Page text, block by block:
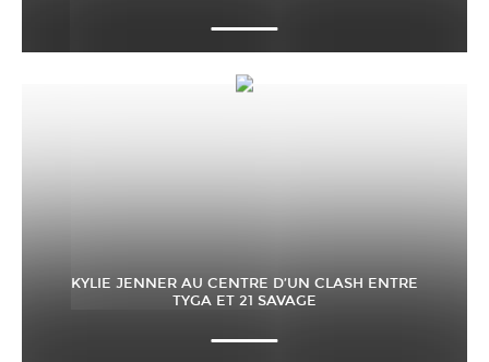
KYLIE JENNER AU CENTRE D’UN CLASH ENTRE
TYGA ET 21 SAVAGE